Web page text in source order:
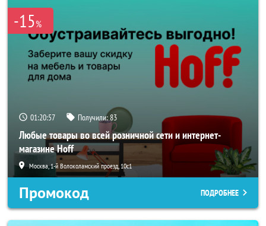
-15%
01:20:56 Получили:83
Любые товары во всей розничной сети и интернет-
магазине Hoff
Москва, 1-й Волоколамский проезд, 10с1
Промокод ПОДРОБНЕЕ